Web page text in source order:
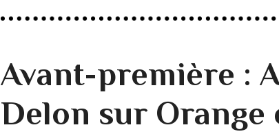
Avant-première :
Delon sur Orange